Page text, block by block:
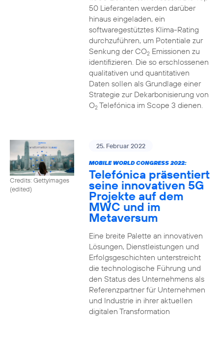
50 Lieferanten werden darüber
hinaus eingeladen, ein
softwaregestütztes Klima-Rating
durchzuführen, um Potentiale zur
Senkung der CO2Emissionen zu
identifizieren. Die so erschlossenen
qualitativen und quantitativen
Daten sollen als Grundlage einer
Strategie zur Dekarbonisierung von
O2Telefónica im Scope 3 dienen.
Credits: Gettyimages
(edited)
25. Februar 2022
MOBILE WORLD CONGRESS 2022:
Telefónica präsentiert
seine innovativen 5G
Projekte auf dem
MWC und im
Metaversum
Eine breite Palette an innovativen
Lösungen, Dienstleistungen und
Erfolgsgeschichten unterstreicht
die technologische Führung und
den Status des Unternehmens als
Referenzpartner für Unternehmen
und Industrie in ihrer aktuellen
digitalen Transformation